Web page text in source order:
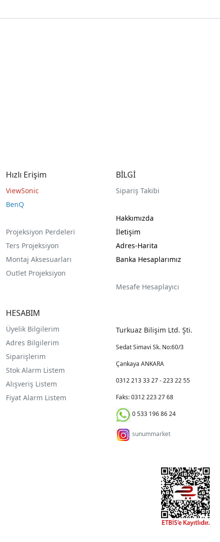
Hızlı Erişim
ViewSonic
BenQ
Projeksiyon Perdeleri
Ters Projeksiyon
Montaj Aksesuarları
Outlet Projeksiyon
BİLGİ
Sipariş Takibi
Hakkımızda
İletişim
Adres-Harita
Banka Hesaplarımız
Mesafe Hesaplayıcı
HESABIM
Üyelik Bilgilerim
Adres Bilgilerim
Siparişlerim
Stok Alarm Listem
Alışveriş Listem
Fiyat Alarm Listem
Turkuaz Bilişim Ltd. Şti.
Sedat Simavi Sk. No:60/3
Çankaya ANKARA
0312 213 33 27 - 223 22 55
Faks: 0312 223 27 68
0 533 196 86 24
sunummarket